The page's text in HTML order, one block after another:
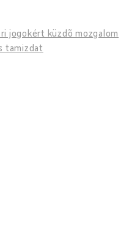
jogokért küzdõ mozgalom
tamizdat